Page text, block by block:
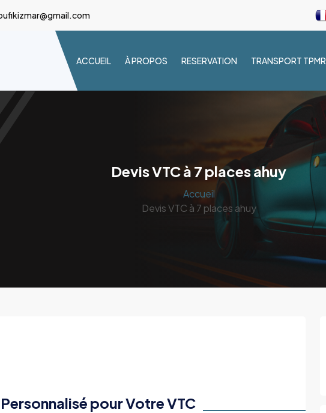
ACCUEIL À PROPOS RESERVATION TRANSPORT TPMR
Devis VTC à 7 places ahuy
Accueil
Devis VTC à 7 places ahuy
pour Votre VTC